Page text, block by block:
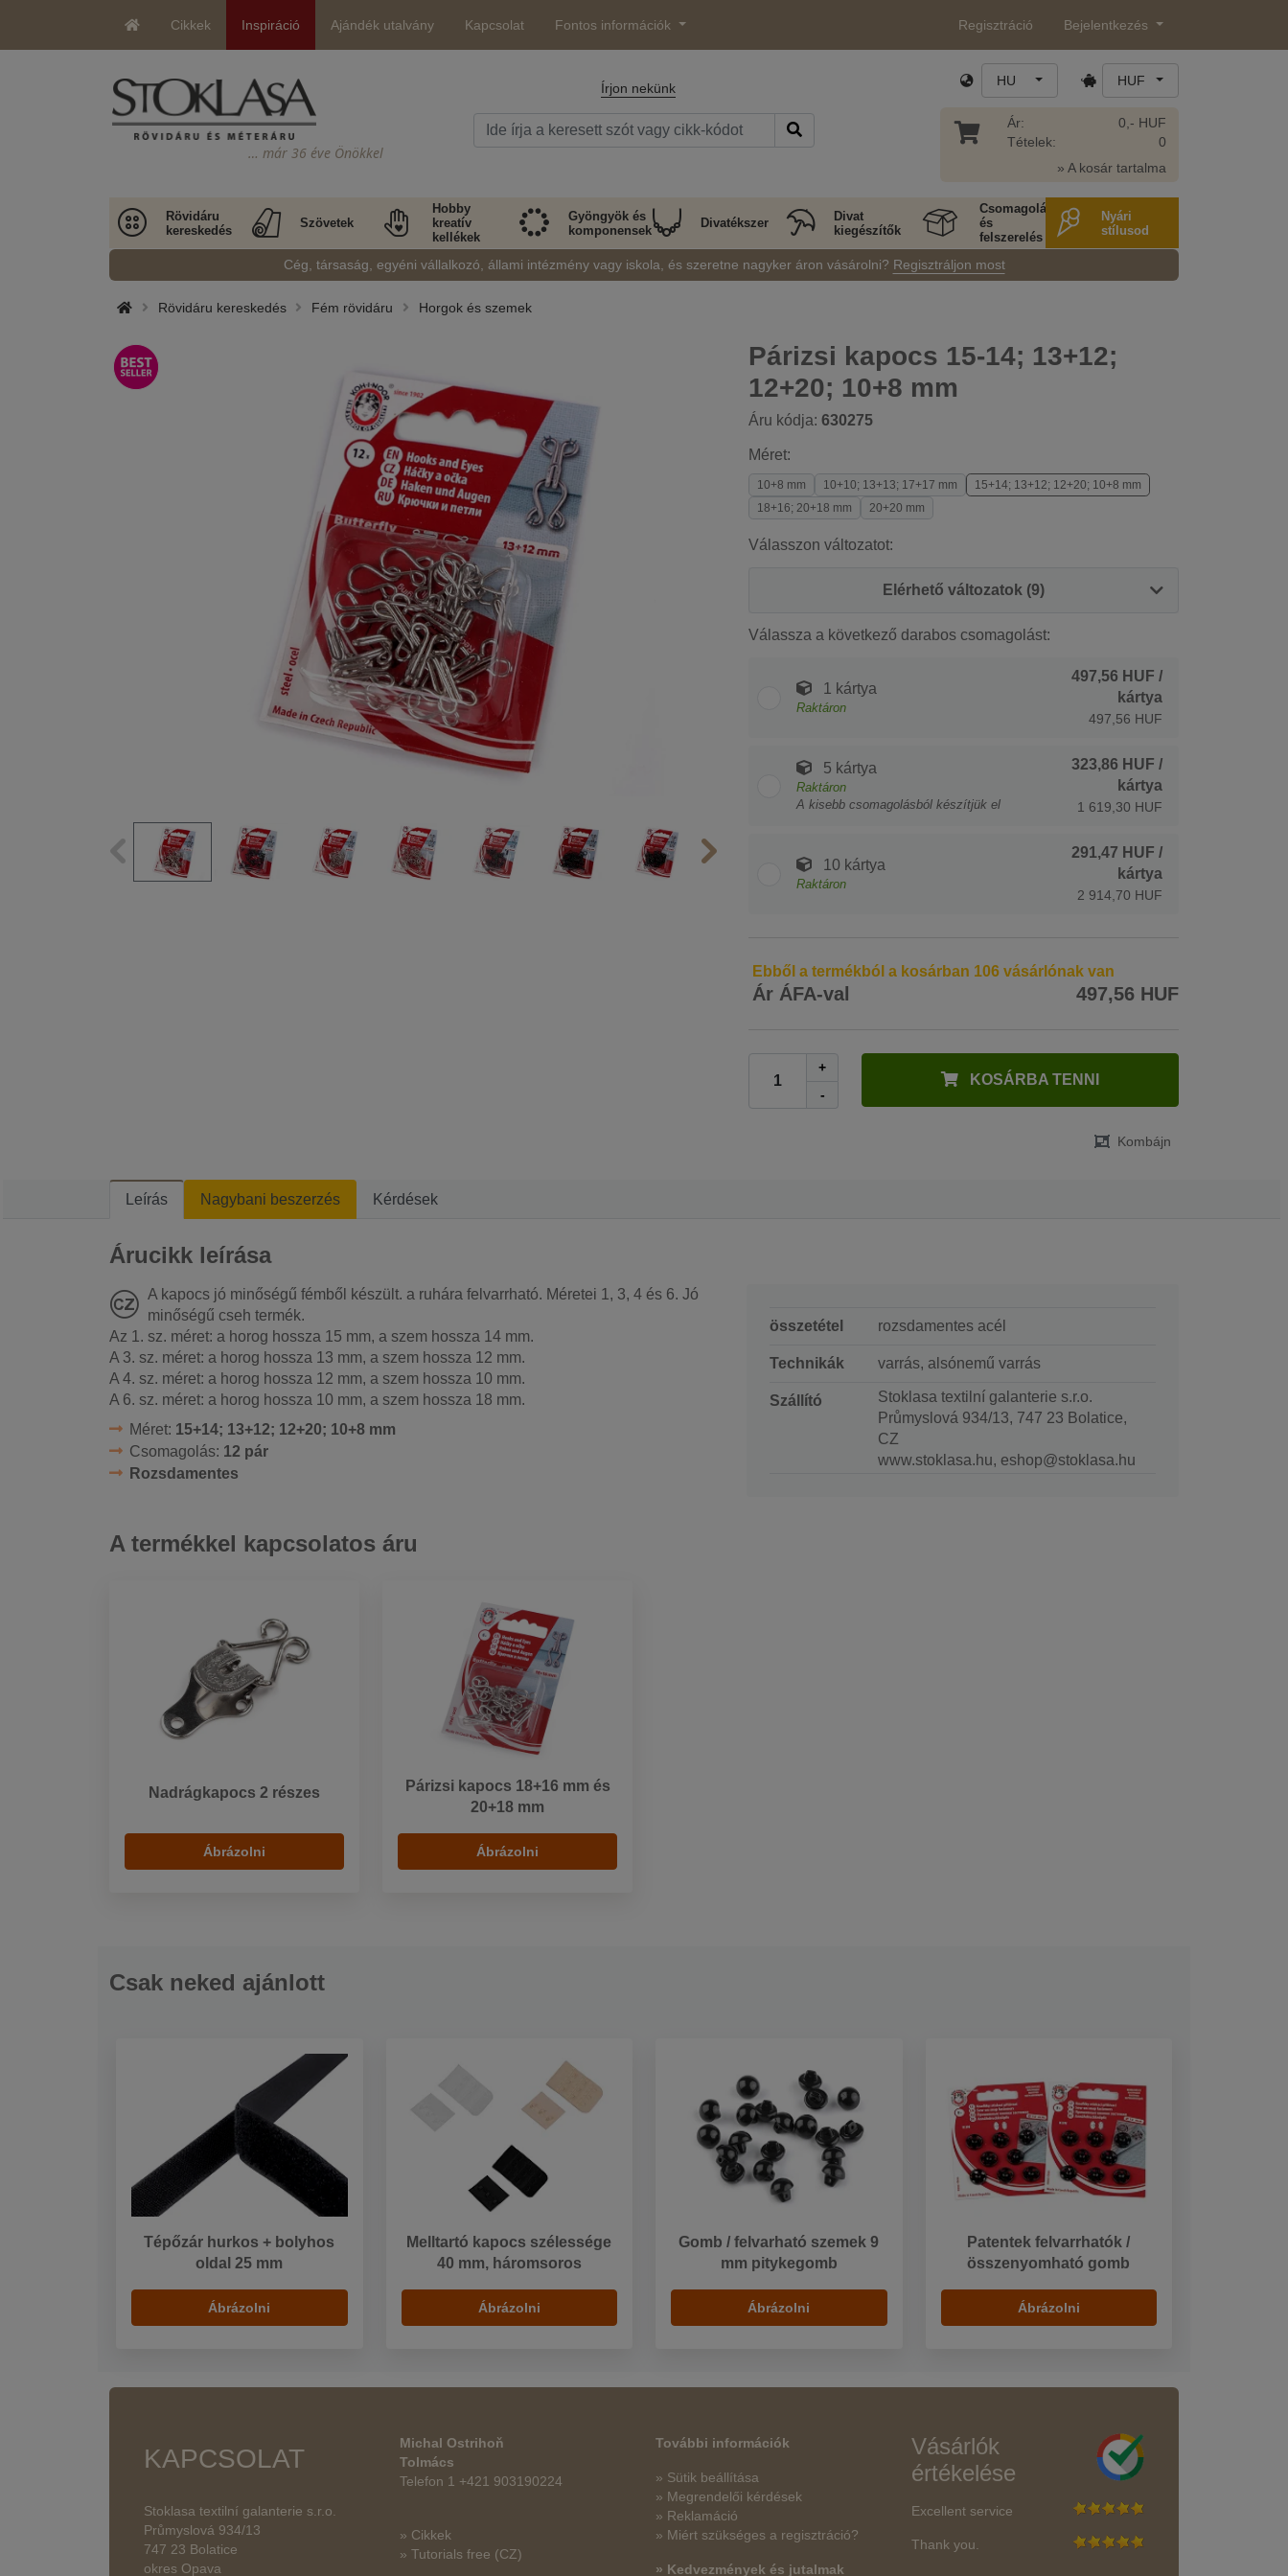
Cikkek Inspiráció Ajándék utalvány Kapcsolat Fontos információk Regisztráció Bejelentkezés
… már 36 éve Önökkel
Írjon nekünk HU HUF
Ár:
Tételek:
0,- HUF
0
» A kosár tartalma
Rövidáru
kereskedés
Szövetek
Hobby
kreatív
kellékek
Gyöngyök és
komponensek
Divatékszer
Divat
kiegészítők
Csomagolás
és
felszerelés
Nyári
stílusod
Cég, társaság, egyéni vállalkozó, állami intézmény vagy iskola, és szeretne nagyker áron vásárolni? Regisztráljon most
Rövidáru kereskedés Fém rövidáru Horgok és szemek
Párizsi kapocs 15-14; 13+12;
12+20; 10+8 mm
Áru kódja: 630275
Méret:
10+8 mm 10+10; 13+13; 17+17 mm
15+14; 13+12; 12+20; 10+8 mm
18+16; 20+18 mm
20+20 mm
Válasszon változatot:
Elérhető változatok (9)
Válassza a következő darabos csomagolást:
1 kártya
Raktáron
497,56 HUF /
kártya
497,56 HUF
5 kártya
Raktáron
A kisebb csomagolásból készítjük el
323,86 HUF /
kártya
1 619,30 HUF
10 kártya
Raktáron
291,47 HUF /
kártya
2 914,70 HUF
Ebből a termékból a kosárban 106 vásárlónak van
Ár ÁFA-val 497,56 HUF
+
-
KOSÁRBA TENNI
Kombájn
Leírás Nagybani beszerzés Kérdések
Árucikk leírása
A kapocs jó minőségű fémből készült. a ruhára felvarrható. Méretei 1, 3, 4 és 6. Jó
minőségű cseh termék.
Az 1. sz. méret: a horog hossza 15 mm, a szem hossza 14 mm.
A 3. sz. méret: a horog hossza 13 mm, a szem hossza 12 mm.
A 4. sz. méret: a horog hossza 12 mm, a szem hossza 10 mm.
A 6. sz. méret: a horog hossza 10 mm, a szem hossza 18 mm.
Méret: 15+14; 13+12; 12+20; 10+8 mm
Csomagolás: 12 pár
Rozsdamentes
összetétel rozsdamentes acél
Technikák varrás, alsónemű varrás
Szállító
Stoklasa textilní galanterie s.r.o.
Průmyslová 934/13, 747 23 Bolatice,
CZ
www.stoklasa.hu, eshop@stoklasa.hu
A termékkel kapcsolatos áru
Nadrágkapocs 2 részes
Ábrázolni
Párizsi kapocs 18+16 mm és
20+18 mm
Ábrázolni
Csak neked ajánlott
Tépőzár hurkos + bolyhos
oldal 25 mm
Ábrázolni
Melltartó kapocs szélessége
40 mm, háromsoros
Ábrázolni
Gomb / felvarható szemek 9
mm pitykegomb
Ábrázolni
Patentek felvarrhatók /
összenyomható gomb
Ábrázolni
KAPCSOLAT
Stoklasa textilní galanterie s.r.o.
Průmyslová 934/13
747 23 Bolatice
okres Opava
Michal Ostrihoň
Tolmács
Telefon 1 +421 903190224
» Cikkek
» Tutorials free (CZ)
További információk
» Sütik beállítása
» Megrendelői kérdések
» Reklamáció
» Miért szükséges a regisztráció?
» Kedvezmények és jutalmak
Vásárlók
értékelése
Excellent service
Thank you.